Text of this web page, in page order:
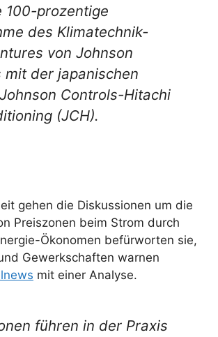
100-prozentige
des Klimatechnik-
von Johnson
mit der japanischen
Controls-Hitachi
(JCH).
gehen die Diskussionen um die
Preiszonen beim Strom durch
Ökonomen befürworten sie,
Gewerkschaften warnen
mit einer Analyse.
führen in der Praxis